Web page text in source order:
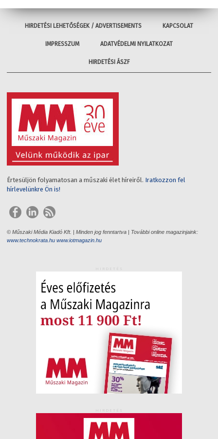
HIRDETÉSI LEHETŐSÉGEK / ADVERTISEMENTS KAPCSOLAT
IMPRESSZUM ADATVÉDELMI NYILATKOZAT
HIRDETÉSI ÁSZF
Értesüljön folyamatosan a műszaki élet híreiről. Iratkozzon fel
hírlevelünkre Ön is!
© Műszaki Média Kiadó Kft. | Minden jog fenntartva | További online magazinjaink:
www.technokrata.hu www.iotmagazin.hu
HIRDETÉS
HIRDETÉS